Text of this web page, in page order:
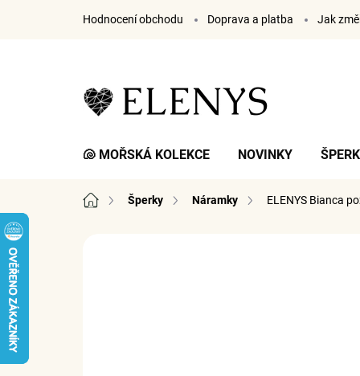
Hodnocení obchodu Doprava a platba Jak
🐚 MOŘSKÁ KOLEKCE NOVINKY
Domů Šperky Náramky ELENYS Bianca